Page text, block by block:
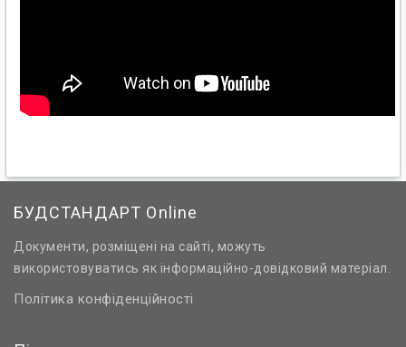
БУДСТАНДАРТ Online
Документи, розміщені на сайті, можуть
використовуватись як інформаційно-довідковий матеріал.
Політика конфіденційності